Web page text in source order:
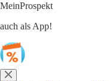
MeinProspekt
auch als App!